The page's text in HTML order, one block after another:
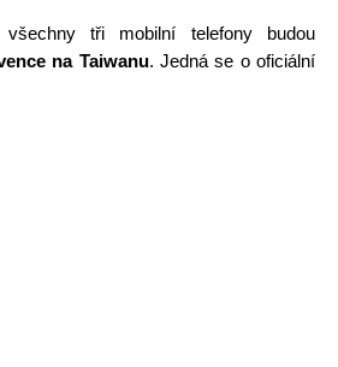
tři mobilní telefony budou
na Taiwanu. Jedná se o oficiální